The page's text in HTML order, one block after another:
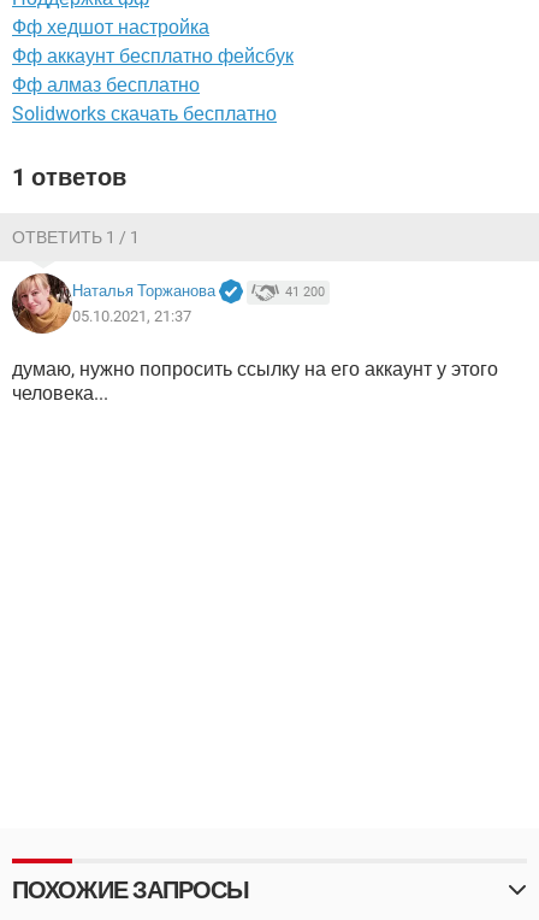
Фф хедшот настройка
Фф аккаунт бесплатно фейсбук
Фф алмаз бесплатно
Solidworks скачать бесплатно
1 ответов
ОТВЕТИТЬ 1 / 1
Наталья Торжанова 41 200
05.10.2021, 21:37
думаю, нужно попросить ссылку на его аккаунт у этого
человека...
ПОХОЖИЕ ЗАПРОСЫ